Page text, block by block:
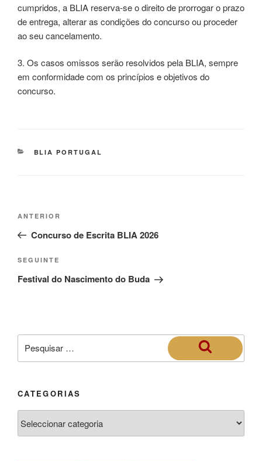
cumpridos, a BLIA reserva-se o direito de prorrogar o prazo
de entrega, alterar as condições do concurso ou proceder
ao seu cancelamento.
3. Os casos omissos serão resolvidos pela BLIA, sempre
em conformidade com os princípios e objetivos do
concurso.
BLIA PORTUGAL
ANTERIOR
Concurso de Escrita BLIA 2026
SEGUINTE
Festival do Nascimento do Buda
CATEGORIAS